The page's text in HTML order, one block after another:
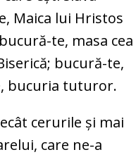
Maica lui Hristos
te, masa cea
bucură-te,
bucuria tuturor.
cerurile şi mai
care ne-a